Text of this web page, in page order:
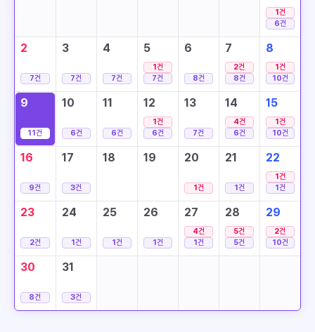
1건
6건
2
7건
3
7건
4
7건
5
1건
7건
6
8건
7
2건
8건
8
1건
10건
9
11건
10
6건
11
6건
12
1건
6건
13
7건
14
4건
6건
15
1건
10건
16
9건
17
3건
18 19 20
1건
21
1건
22
1건
1건
23
2건
24
1건
25
1건
26
1건
27
4건
1건
28
5건
5건
29
2건
10건
30
8건
31
3건